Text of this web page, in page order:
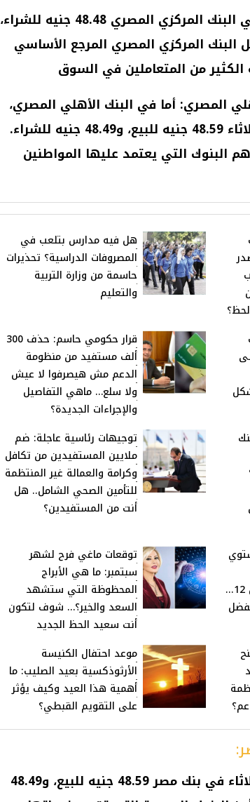
بلغ سعر الدولار اليوم الثلاثاء في البنك المركزي المصري 48.48 جنيه للشراء،
للبيع. يمثل البنك المركزي المصري المرجع الأساسي
الكثير من المتعاملين في السوق
المصري: أما في البنك الأهلي المصري،
فقد سجل سعر الدولار اليوم الثلاثاء 48.59 جنيه للبيع، و48.49 جنيه للشراء.
البنوك التي يعتمد عليها المواطنين
هل فيه مدارس بتلعب في
المصروفات الدراسية؟ تحذيرات
حاسمة من وزارة التربية
والتعليم
قرار حكومي حاسم: حذف 300
ألف مستفيد من منظومة
الدعم مش هيصرفوا لا عيش
ولا سلع… ماهي التفاصيل
والإجراءات الجديدة؟
توجيهات رئاسية عاجلة: ضم
ملايين المستفيدين من تكافل
وكرامة والعمالة غير المنتظمة
للتأمين الصحي الشامل.. هل
أنت من المستفيدين؟
الجمعة لتصبح 11 بدلاً من 12...
توقعات ماغي فرح لشهر
سبتمبر: ما هي الأبراج
المحظوظة التي ستشهد
السعد والخير؟… شوف لتكون
أنت سعيد الحظ الجديد
موعد احتفال الكنيسة
الأرثوذكسية بعيد الصليب: ما
أهمية هذا العيد وكيف يؤثر
على التقويم القبطي؟
كما سجل سعر الدولار اليوم الثلاثاء في بنك مصر 48.59 جنيه للبيع، و48.49